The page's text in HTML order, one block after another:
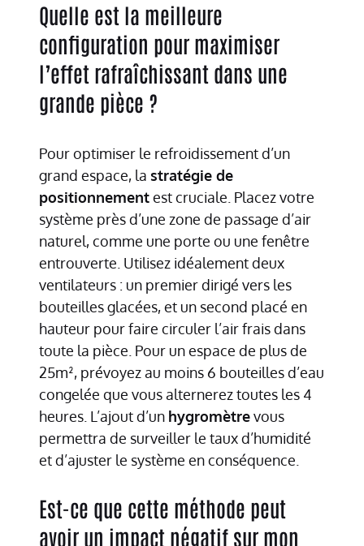
Quelle est la meilleure
configuration pour maximiser
l’effet rafraîchissant dans une
grande pièce ?
Pour optimiser le refroidissement d’un
grand espace, la stratégie de
positionnementest cruciale. Placez votre
système près d’une zone de passage d’air
naturel, comme une porte ou une fenêtre
entrouverte. Utilisez idéalement deux
ventilateurs : un premier dirigé vers les
bouteilles glacées, et un second placé en
hauteur pour faire circuler l’air frais dans
toute la pièce. Pour un espace de plus de
25m², prévoyez au moins 6 bouteilles d’eau
congelée que vous alternerez toutes les 4
heures. L’ajout d’un hygromètrevous
permettra de surveiller le taux d’humidité
et d’ajuster le système en conséquence.
Est-ce que cette méthode peut
avoir un impact négatif sur mon